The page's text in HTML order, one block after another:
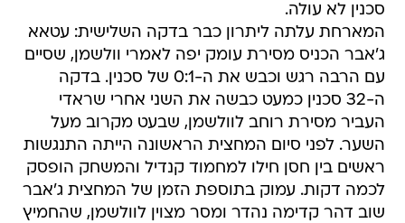
סכנין לא עולה.
המארחת עלתה ליתרון כבר בדקה השלישית: עטאא
ג'אבר הכניס מסירת עומק יפה לאמרי וולשמן, שסיים
עם הרבה רגש וכבש את ה-0:1 של סכנין. בדקה
ה-32 סכנין כמעט כבשה את השני אחרי שראדי
העביר מסירת רוחב לוולשמן, שבעט מקרוב מעל
השער. לפני סיום המחצית הראשונה הייתה התנגשות
ראשים בין חסן חילו למחמוד קנדיל והמשחק הופסק
לכמה דקות. עמוק בתוספת הזמן של המחצית ג'אבר
שוב דהר קדימה נהדר ומסר מצוין לוולשמן, שהחמיץ